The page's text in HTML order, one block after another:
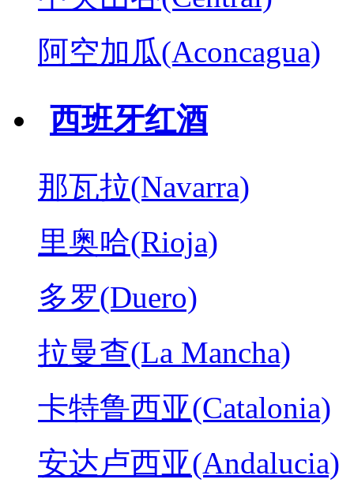
阿空加瓜(Aconcagua)
西班牙红酒
那瓦拉(Navarra)
里奥哈(Rioja)
多罗(Duero)
拉曼查(La Mancha)
卡特鲁西亚(Catalonia)
安达卢西亚(Andalucia)